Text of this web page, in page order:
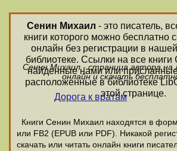
Сенин Михаил - это писатель,
книги которого можно бесплатно
онлайн без регистрации в
библиотеке. Ссылки на все
найденные нами или
расположенные в библиотеке
этой странице.
Сенин Михаил - страница автора на
онлайн и скачать
Дорога к вратам
Книги Сенин Михаил находятся в
или FB2 (EPUB или PDF). Никакой
скачать или читать онлайн книги